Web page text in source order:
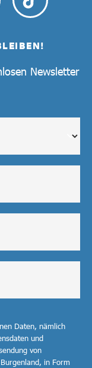
Newsletter
Daten, nämlich
und
von
in Form